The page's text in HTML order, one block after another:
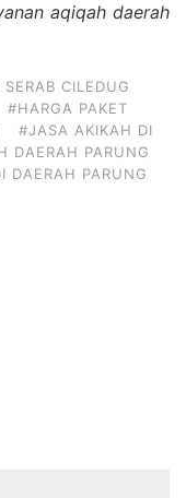
aqiqah daerah
CILEDUG
#HARGA PAKET
#JASA AKIKAH DI
DAERAH PARUNG
DAERAH PARUNG